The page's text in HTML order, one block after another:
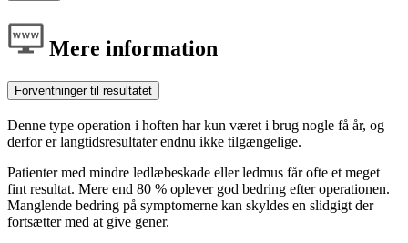
Mere information
Forventninger til resultatet
Denne type operation i hoften har kun været i brug nogle få år, og
derfor er langtidsresultater endnu ikke tilgængelige.
Patienter med mindre ledlæbeskade eller ledmus får ofte et meget
fint resultat. Mere end 80 % oplever god bedring efter operationen.
Manglende bedring på symptomerne kan skyldes en slidgigt der
fortsætter med at give gener.